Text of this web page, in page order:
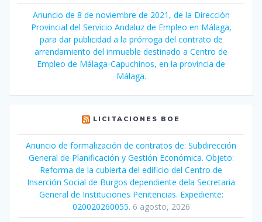
Anuncio de 8 de noviembre de 2021, de la Dirección
Provincial del Servicio Andaluz de Empleo en Málaga,
para dar publicidad a la prórroga del contrato de
arrendamiento del inmueble destinado a Centro de
Empleo de Málaga-Capuchinos, en la provincia de
Málaga.
LICITACIONES BOE
Anuncio de formalización de contratos de: Subdirección
General de Planificación y Gestión Económica. Objeto:
Reforma de la cubierta del edificio del Centro de
Inserción Social de Burgos dependiente dela Secretaria
General de Instituciones Penitencias. Expediente:
020020260055. 6 agosto, 2026